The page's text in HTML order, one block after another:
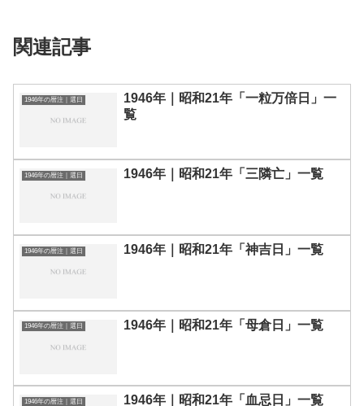
関連記事
1946年の暦注｜選日
1946年｜昭和21年「一粒万倍日」一
覧
1946年の暦注｜選日 1946年｜昭和21年「三隣亡」一覧
1946年の暦注｜選日 1946年｜昭和21年「神吉日」一覧
1946年の暦注｜選日 1946年｜昭和21年「母倉日」一覧
1946年の暦注｜選日 1946年｜昭和21年「血忌日」一覧